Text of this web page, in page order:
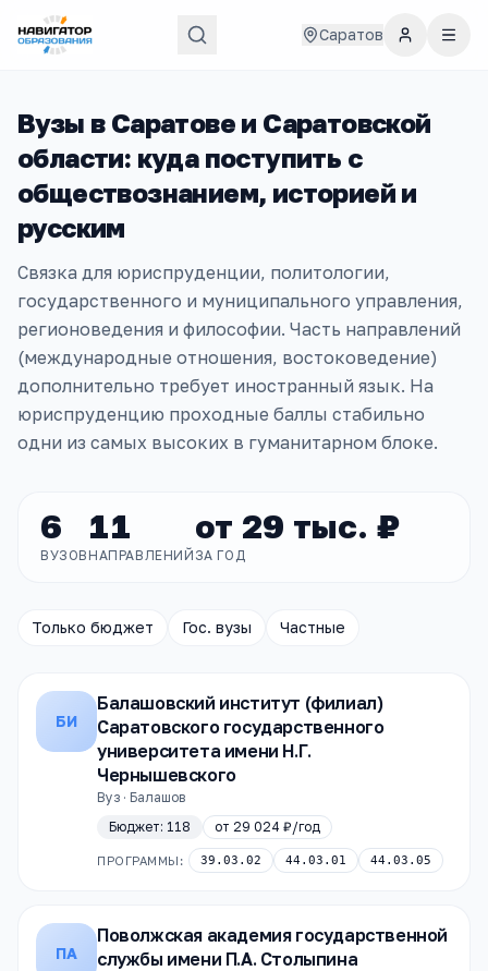
Саратов
Вузы в Саратове и Саратовской
области: куда поступить с
обществознанием, историей и
русским
Связка для юриспруденции, политологии,
государственного и муниципального управления,
регионоведения и философии. Часть направлений
(международные отношения, востоковедение)
дополнительно требует иностранный язык. На
юриспруденцию проходные баллы стабильно
одни из самых высоких в гуманитарном блоке.
6
ВУЗОВ
11
НАПРАВЛЕНИЙ
от 29 тыс. ₽
ЗА ГОД
Только бюджет Гос. вузы Частные
БИ
Балашовский институт (филиал)
Саратовского государственного
университета имени Н.Г.
Чернышевского
Вуз · Балашов
Бюджет: 118 от 29 024 ₽/год
ПРОГРАММЫ: 39.03.02 44.03.01 44.03.05
ПА
Поволжская академия государственной
службы имени П.А. Столыпина